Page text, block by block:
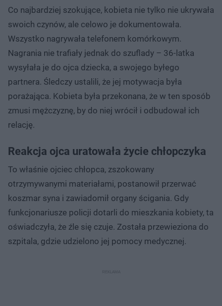
Co najbardziej szokujące, kobieta nie tylko nie ukrywała
swoich czynów, ale celowo je dokumentowała.
Wszystko nagrywała telefonem komórkowym.
Nagrania nie trafiały jednak do szuflady – 36-latka
wysyłała je do ojca dziecka, a swojego byłego
partnera. Śledczy ustalili, że jej motywacja była
porażająca. Kobieta była przekonana, że w ten sposób
zmusi mężczyznę, by do niej wrócił i odbudował ich
relację.
Reakcja ojca uratowała życie chłopczyka
To właśnie ojciec chłopca, zszokowany
otrzymywanymi materiałami, postanowił przerwać
koszmar syna i zawiadomił organy ścigania. Gdy
funkcjonariusze policji dotarli do mieszkania kobiety, ta
oświadczyła, że źle się czuje. Została przewieziona do
szpitala, gdzie udzielono jej pomocy medycznej.